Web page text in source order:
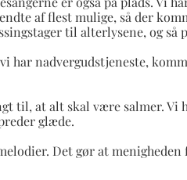
af flest mulige, så der
til alterlysene, og så
har nadvergudstjeneste,
til, at alt skal være salmer. Vi
glæde.
Det gør at menigheden